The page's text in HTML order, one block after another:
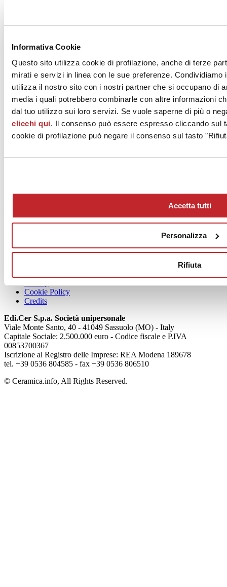
Informativa Cookie
Questo sito utilizza cookie di profilazione, anche di terze
mirati e servizi in linea con le sue preferenze.
utilizza il nostro sito con i nostri partner che si occupano di
media i quali potrebbero combinarle con altre informazioni
dal tuo utilizzo sui loro servizi. Se vuole saperne di più o
clicchi qui. Il consenso può essere espresso cliccando sul
cookie di profilazione può negare il consenso sul tasto
Accetta tutti
Personalizza
Rifiuta
IMOLARTE - COOPERATIVA CERAMICA D'IMOLA S.c.
IMOLA, 40026
Tel. 0542 601601
Fax 0542 31749
[email protected]
www.ccimola.it
News
Articoli
Cookie Policy
Credits
Edi.Cer S.p.a. Società unipersonale
Viale Monte Santo, 40 - 41049 Sassuolo (MO) - Italy
Capitale Sociale: 2.500.000 euro - Codice fiscale e P.IVA
00853700367
Iscrizione al Registro delle Imprese: REA Modena 189678
tel. +39 0536 804585 - fax +39 0536 806510
© Ceramica.info, All Rights Reserved.